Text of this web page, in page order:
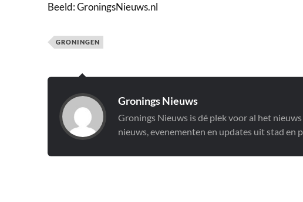
Beeld: GroningsNieuws.nl
GRONINGEN
Gronings Nieuws
Gronings Nieuws is dé plek voor al het
nieuws, evenementen en updates uit stad en